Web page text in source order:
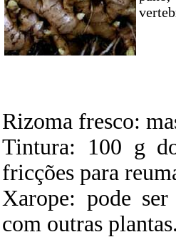
Rizoma fresco:
Tintura: 100 g
fricções para
Xarope: pode
com outras plantas.